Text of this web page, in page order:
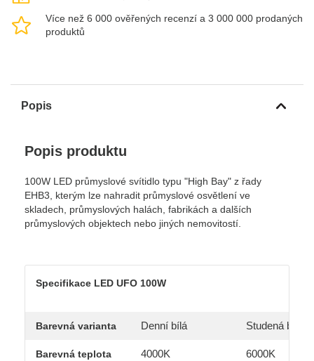
Více než 6 000 ověřených recenzí a 3 000 000 prodaných
produktů
Popis
Popis produktu
100W LED průmyslové svítidlo typu "High Bay" z řady
EHB3, kterým lze nahradit průmyslové osvětlení ve
skladech, průmyslových halách, fabrikách a dalších
průmyslových objektech nebo jiných nemovitostí.
Specifikace LED UFO 100W
Barevná varianta Denní bílá Studená bílá
Barevná teplota 4000K 6000K